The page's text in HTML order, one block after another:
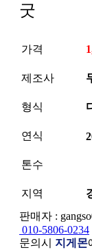
굿
가격
제조사
형식
연식
톤수
지역
판매자 :
010-5806-0234
문의시 지게몬